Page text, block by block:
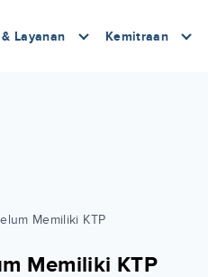
Layanan Kemitraan
Memiliki KTP
Memiliki KTP